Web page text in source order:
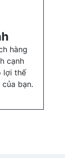
hàng
cạnh
lợi thế
bạn.